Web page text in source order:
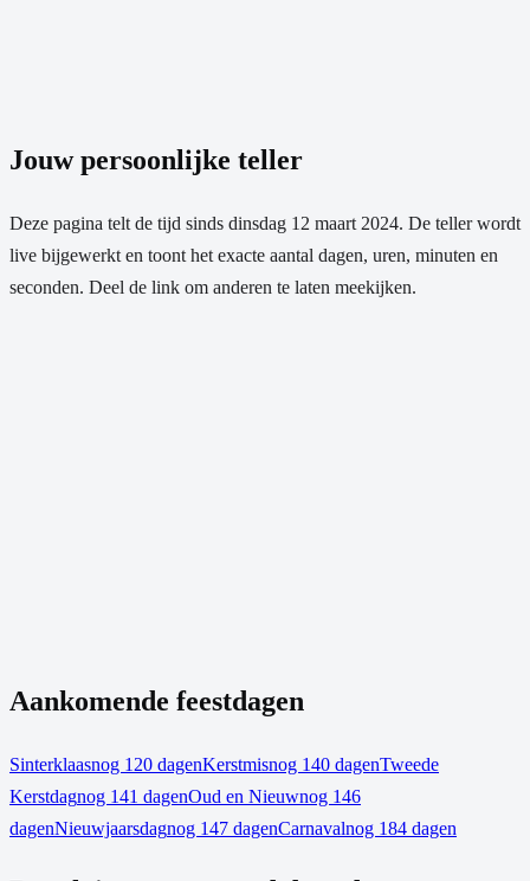
Jouw persoonlijke teller
Deze pagina telt de tijd sinds dinsdag 12 maart 2024. De teller wordt
live bijgewerkt en toont het exacte aantal dagen, uren, minuten en
seconden. Deel de link om anderen te laten meekijken.
Aankomende feestdagen
Sinterklaasnog 120 dagenKerstmisnog 140 dagenTweede
Kerstdagnog 141 dagenOud en Nieuwnog 146
dagenNieuwjaarsdagnog 147 dagenCarnavalnog 184 dagen